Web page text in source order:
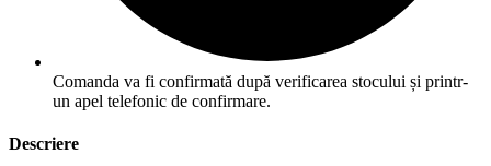
Comanda va fi confirmată după verificarea stocului și printr-
un apel telefonic de confirmare.
Descriere